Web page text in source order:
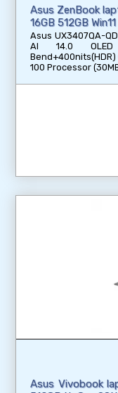
Asus ZenBook
16GB 512GB
Asus UX3407QA-
Al 14.0 OLED
Bend+400nits(HDR)
100 Processor
Asus Vivobook